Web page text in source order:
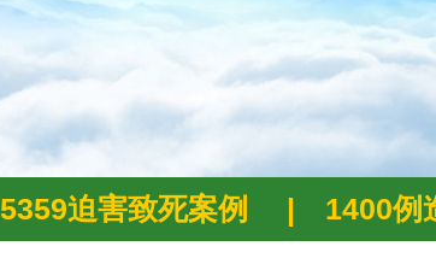
5359迫害致死案例 | 1400例